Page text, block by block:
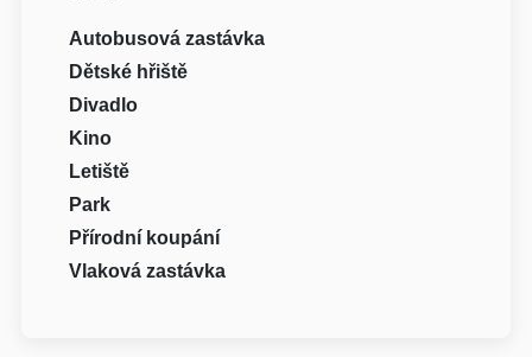
Autobusová zastávka
Dětské hřiště
Divadlo
Kino
Letiště
Park
Přírodní koupání
Vlaková zastávka